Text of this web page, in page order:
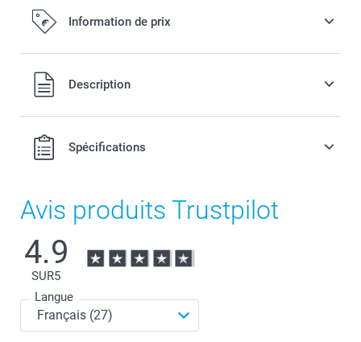
Information de prix
Tous les prix sont en EURO (€), TVA incluse et hors frais de
port.
Description
Spécifications
Avis produits Trustpilot
4.9
SUR5
Langue